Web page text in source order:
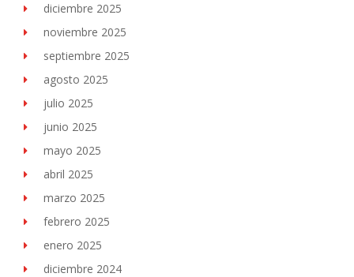
diciembre 2025
noviembre 2025
septiembre 2025
agosto 2025
julio 2025
junio 2025
mayo 2025
abril 2025
marzo 2025
febrero 2025
enero 2025
diciembre 2024